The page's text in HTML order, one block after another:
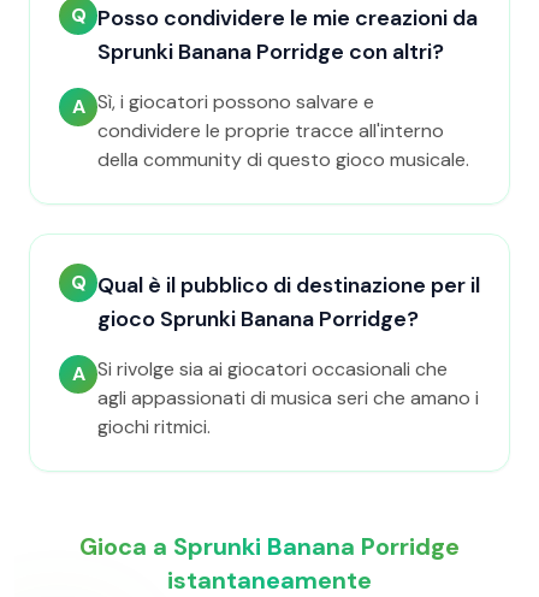
Q Posso condividere le mie creazioni da
Sprunki Banana Porridge con altri?
A Sì, i giocatori possono salvare e
condividere le proprie tracce all'interno
della community di questo gioco musicale.
Q Qual è il pubblico di destinazione per il
gioco Sprunki Banana Porridge?
A Si rivolge sia ai giocatori occasionali che
agli appassionati di musica seri che amano i
giochi ritmici.
Gioca a Sprunki Banana Porridge
istantaneamente